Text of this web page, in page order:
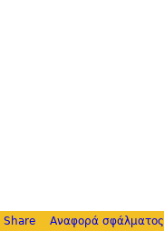
Share Αναφορά σφάλματος